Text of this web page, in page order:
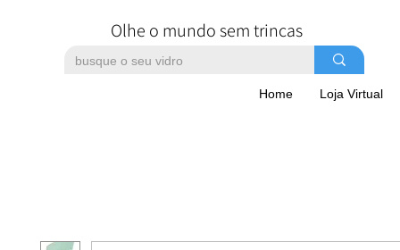
Olhe o mundo sem trincas
Home Loja Virtual